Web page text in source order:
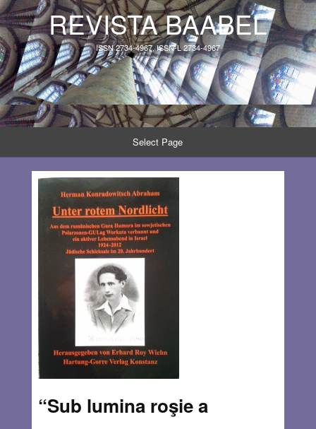
REVISTA BAABEL
ISSN 2734-4967, ISSN-L 2734-4967
Select Page
“Sub lumina roşie a